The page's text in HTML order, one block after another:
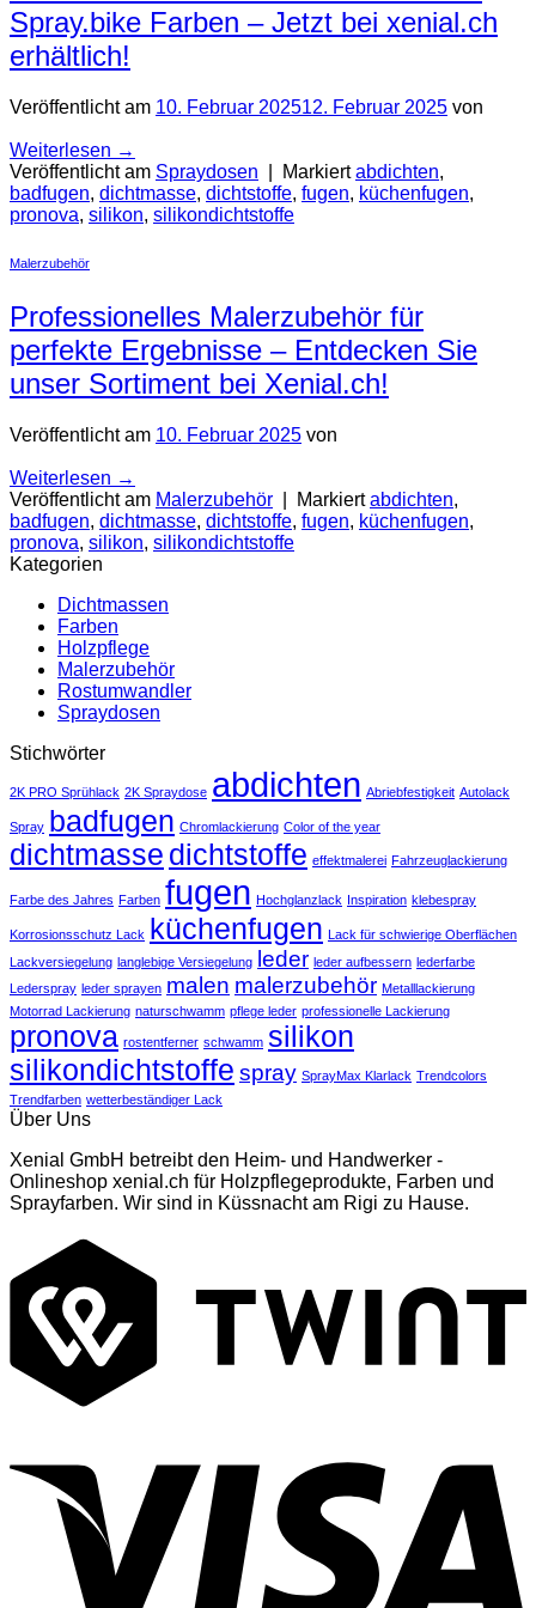
Spray.bike Farben – Jetzt bei xenial.ch
erhältlich!
Veröffentlicht am 10. Februar 202512. Februar 2025 von
Weiterlesen →
Veröffentlicht am Spraydosen Markiertabdichten,
badfugen, dichtmasse, dichtstoffe, fugen, küchenfugen,
pronova, silikon, silikondichtstoffe
Malerzubehör
Professionelles Malerzubehör für
perfekte Ergebnisse – Entdecken Sie
unser Sortiment bei Xenial.ch!
Veröffentlicht am 10. Februar 2025 von
Weiterlesen →
Veröffentlicht am Malerzubehör Markiertabdichten,
badfugen, dichtmasse, dichtstoffe, fugen, küchenfugen,
pronova, silikon, silikondichtstoffe
Kategorien
Dichtmassen
Farben
Holzpflege
Malerzubehör
Rostumwandler
Spraydosen
Stichwörter
2K PRO Sprühlack 2K Spraydose abdichten Abriebfestigkeit Autolack
Spray badfugen Chromlackierung Color of the year
dichtmasse dichtstoffe effektmalerei Fahrzeuglackierung
Farbe des Jahres Farben fugen Hochglanzlack Inspiration klebespray
Korrosionsschutz Lack küchenfugen Lack für schwierige Oberflächen
Lackversiegelung langlebige Versiegelung leder leder aufbessern lederfarbe
Lederspray leder sprayen malen malerzubehör Metalllackierung
Motorrad Lackierung naturschwamm pflege leder professionelle Lackierung
pronova rostentferner schwamm silikon
silikondichtstoffe spray SprayMax Klarlack Trendcolors
Trendfarben wetterbeständiger Lack
Über Uns
Xenial GmbH betreibt den Heim- und Handwerker -
Onlineshop xenial.ch für Holzpflegeprodukte, Farben und
Sprayfarben. Wir sind in Küssnacht am Rigi zu Hause.